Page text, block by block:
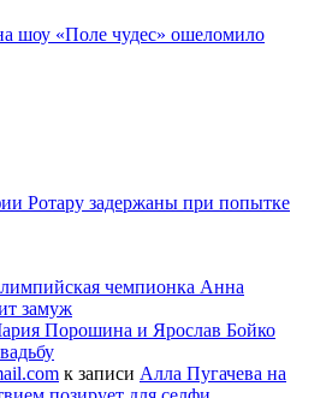
шоу «Поле чудес» ошеломило
Ротару задержаны при попытке
чемпионка Анна
замуж
Порошина и Ярослав Бойко
к записи Алла Пугачева на